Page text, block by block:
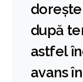
după
astfel
avans